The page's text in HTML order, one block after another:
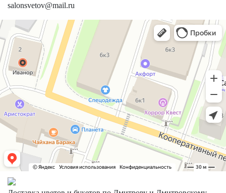
salonsvetov@mail.ru